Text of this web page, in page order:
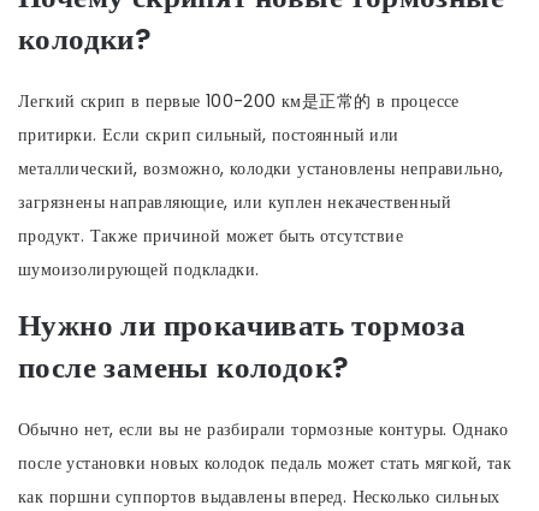
колодки?
Легкий скрип в первые 100-200 км是正常的 в процессе
притирки. Если скрип сильный, постоянный или
металлический, возможно, колодки установлены неправильно,
загрязнены направляющие, или куплен некачественный
продукт. Также причиной может быть отсутствие
шумоизолирующей подкладки.
Нужно ли прокачивать тормоза
после замены колодок?
Обычно нет, если вы не разбирали тормозные контуры. Однако
после установки новых колодок педаль может стать мягкой, так
как поршни суппортов выдавлены вперед. Несколько сильных